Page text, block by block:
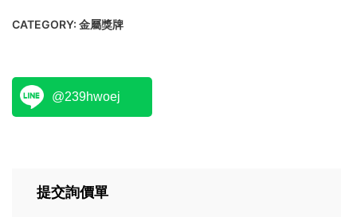
CATEGORY: 金屬獎牌
@239hwoej
提交詢價單